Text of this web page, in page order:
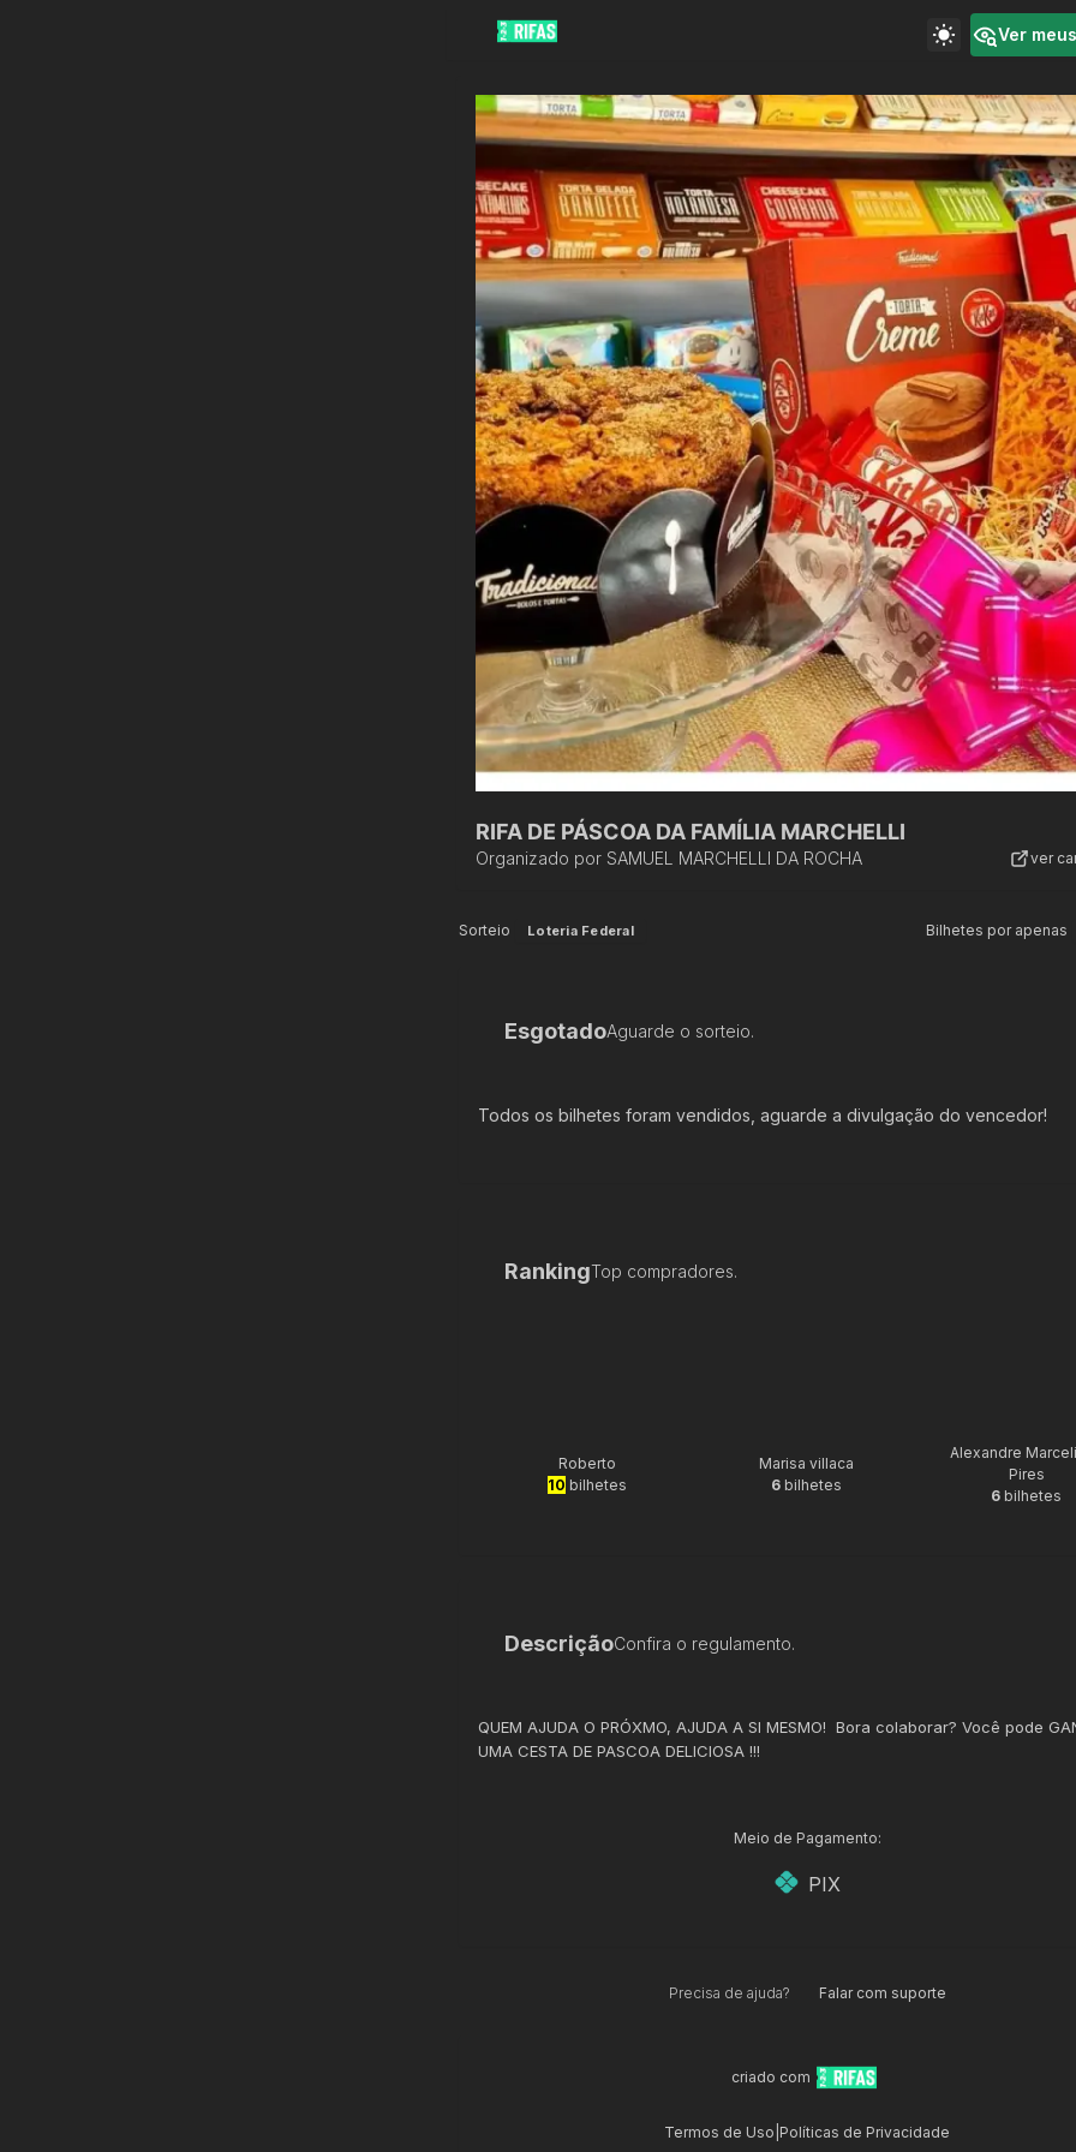
Ver
RIFA DE PÁSCOA DA FAMÍLIA MARCHELLI
Organizado por SAMUEL MARCHELLI DA ROCHA ver
Sorteio Loteria Federal Bilhetes por apenas
EsgotadoAguarde o sorteio.
Todos os bilhetes foram vendidos, aguarde a divulgação do vencedor!
RankingTop compradores.
Roberto
10 bilhetes
Marisa villaca
6 bilhetes
Alexandre
Pires
6 bilhetes
DescriçãoConfira o regulamento.
QUEM AJUDA O PRÓXMO, AJUDA A SI MESMO! Bora colaborar? Você pode
UMA CESTA DE PASCOA DELICIOSA !!!
Meio de Pagamento:
PIX
Precisa de ajuda? Falar com suporte
criado com
Termos de Uso Políticas de Privacidade